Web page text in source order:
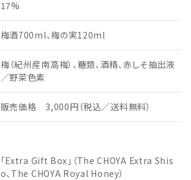
17%
梅酒700ml、梅の実120ml
梅（紀州産南高梅）、糖類、酒精、赤しそ抽出液
／野菜色素
販売価格 3,000円（税込／送料無料）
「Extra Gift Box」（The CHOYA Extra Shis
o、The CHOYA Royal Honey）